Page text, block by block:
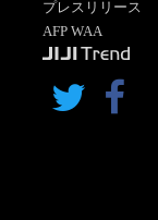
プレスリリース
AFP WAA